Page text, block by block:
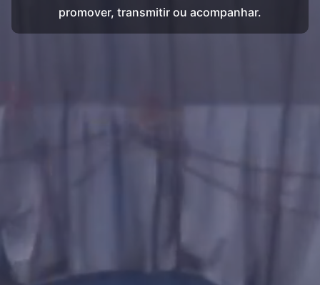
promover, transmitir ou acompanhar.